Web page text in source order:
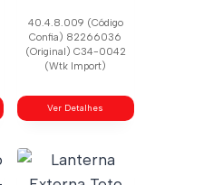
40.4.8.009 (Código
Confia) 82266036
(Original) C34-0042
(Wtk Import)
Ver Detalhes